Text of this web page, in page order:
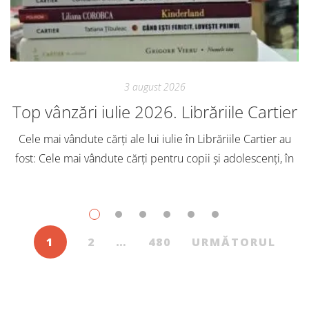
3 august 2026
Top vânzări iulie 2026. Librăriile Cartier
Cele mai vândute cărți ale lui iulie în Librăriile Cartier au
fost: Cele mai vândute cărți pentru copii și adolescenți, în
1 2 … 480 URMĂTORUL